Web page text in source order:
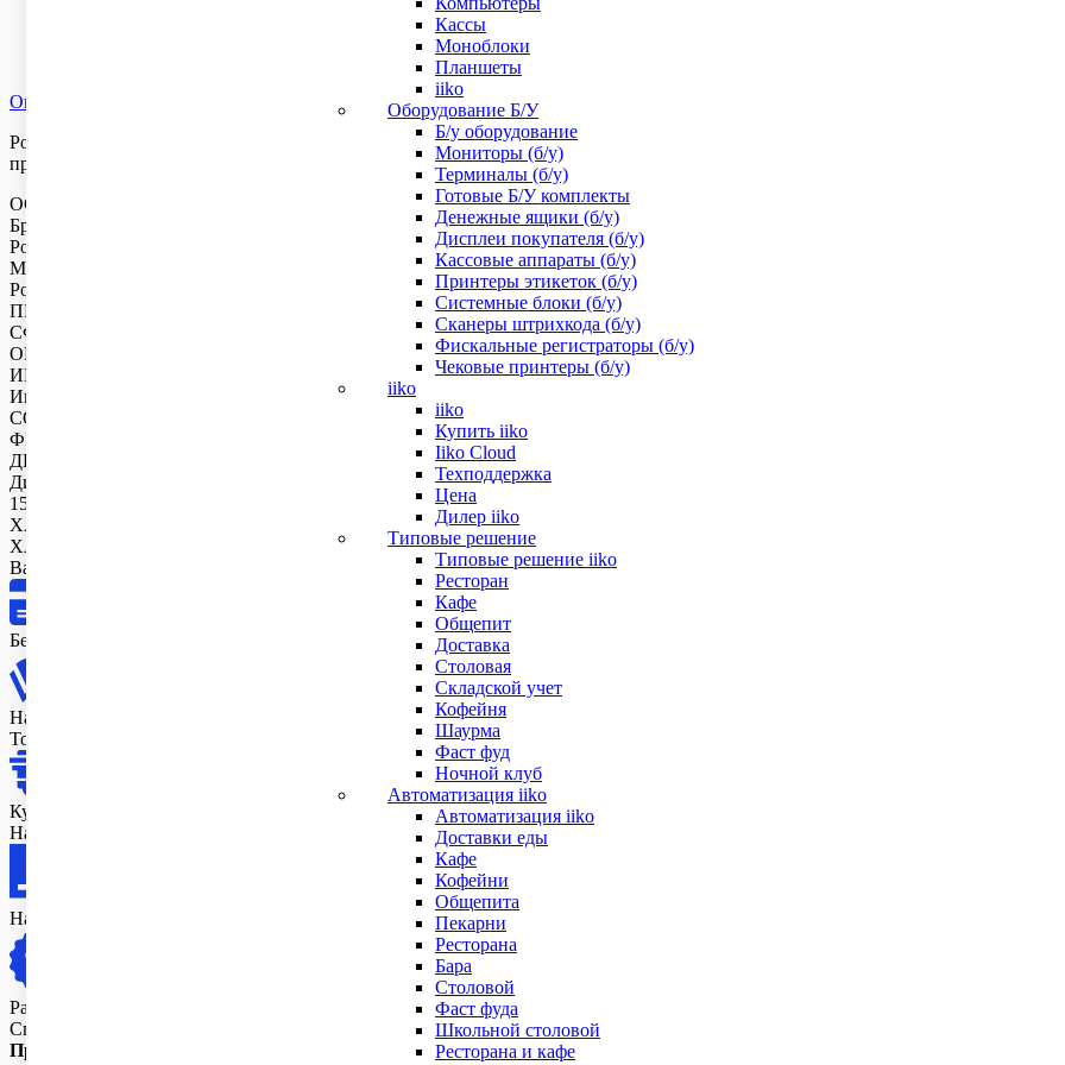
Кассы
Моноблоки
Планшеты
iiko
Оборудование Б/У
Б/у оборудование
Мониторы (б/у)
Терминалы (б/у)
Готовые Б/У комплекты
Денежные ящики (б/у)
Дисплеи покупателя (б/у)
Кассовые аппараты (б/у)
Принтеры этикеток (б/у)
Системные блоки (б/у)
Сканеры штрихкода (б/у)
Фискальные регистраторы (б/у)
Чековые принтеры (б/у)
iiko
iiko
Купить iiko
Iiko Cloud
Техподдержка
Цена
Дилер iiko
Типовые решение
Типовые решение iiko
Ресторан
Кафе
Общепит
Доставка
Столовая
Складской учет
Кофейня
Шаурма
Фаст фуд
Ночной клуб
Автоматизация iiko
Автоматизация iiko
Доставки еды
Кафе
Кофейни
Общепита
Пекарни
Ресторана
Бара
Столовой
Фаст фуда
Школьной столовой
Ресторана и кафе
Описание
Posiflex PS-3315 – сенсорный моноблок на новой платформе Bay Trail. Модель стала ещё быстрее, мощнее и менее
программных приложений в сегменте HoReCa, Food и Non-Food ритейле, то есть там, где требуется повышенная ресурсоёмкость
ОСНОВНОЕ
Бренд
Posiflex
Модель
Posiflex PS-3315E
ПИТАНИЕ
СФЕРА ПРИМЕНЕНИЯ
ОПЦИИ
ИНТЕРФЕЙС ПОДКЛЮЧЕНИЯ И ПЕРЕДАЧА ДАННЫХ
Интерфейс подключения
COM, CR, USB 2.0, VGA
ФИЗИЧЕСКИЕ ХАРАКТЕРИСТИКИ
ДИСПЛЕЙ
Диагональ дисплея
15
ХАРАКТЕРИСТИКИ ПЕЧАТИ
ХАРАКТЕРИСТИКИ
Варианты оплаты
Безналичный расчет
Наличные в офисе
Только в Москве и МО
Курьеру
Наличными или картой Только в Москве и МО
Наложенным платежом
Рассрочка от банка партнера
Способ оплаты выбираете сами и при оформлении заказа указываете в комментарии
При безналичной оплате
мы выставляем счет и отправляем на e-mail. После поступления денег на расчетный счет